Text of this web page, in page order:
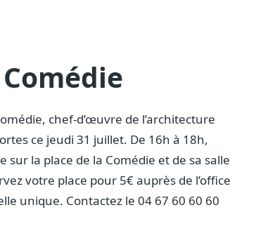
chef-d’œuvre de l’architecture
ce jeudi 31 juillet. De 16h à 18h,
la place de la Comédie et de sa salle
votre place pour 5€ auprès de l’office
unique. Contactez le 04 67 60 60 60